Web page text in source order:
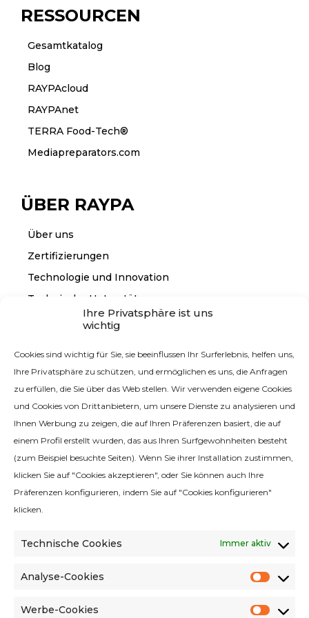
Ihre Privatsphäre ist uns
wichtig
Cookies sind wichtig für Sie, sie beeinflussen Ihr Surferlebnis, helfen uns,
Ihre Privatsphäre zu schützen, und ermöglichen es uns, die Anfragen
zu erfüllen, die Sie über das Web stellen. Wir verwenden eigene Cookies
und Cookies von Drittanbietern, um unsere Dienste zu analysieren und
Ihnen Werbung zu zeigen, die auf Ihren Präferenzen basiert, die auf
einem Profil erstellt wurden, das aus Ihren Surfgewohnheiten besteht
(zum Beispiel besuchte Seiten). Wenn Sie ihrer Installation zustimmen,
klicken Sie auf "Cookies akzeptieren", oder Sie können auch Ihre
Präferenzen konfigurieren, indem Sie auf "Cookies konfigurieren"
klicken.
Technische Cookies Immer aktiv
Analyse-Cookies
Werbe-Cookies
RESSOURCEN
Gesamtkatalog
Blog
RAYPAcloud
RAYPAnet
TERRA Food-Tech®
Mediapreparators.com
ÜBER RAYPA
Über uns
Zertifizierungen
Technologie und Innovation
Technische Unterstützung
KONTAKT
Qualitätsrichtlinie
Datenschutzbestimmungen
Verkaufsbedingungen und Konditionen